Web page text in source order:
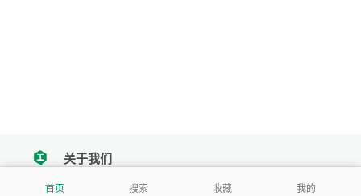
首页 搜索 收藏 我的
tencent关于我们
我们努力把每一个工具做成批量处理的产品